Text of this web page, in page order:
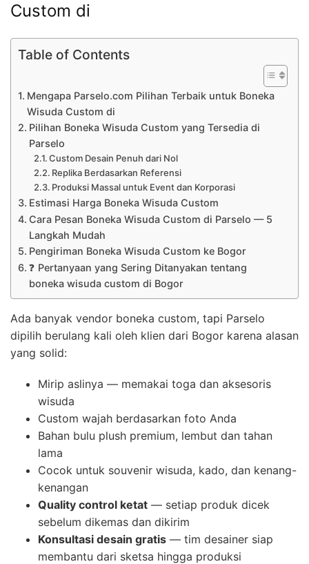
Custom di
Table of Contents
Mengapa Parselo.com Pilihan Terbaik untuk Boneka
Wisuda Custom di
Pilihan Boneka Wisuda Custom yang Tersedia di
Parselo
Custom Desain Penuh dari Nol
Replika Berdasarkan Referensi
Produksi Massal untuk Event dan Korporasi
Estimasi Harga Boneka Wisuda Custom
Cara Pesan Boneka Wisuda Custom di Parselo — 5
Langkah Mudah
Pengiriman Boneka Wisuda Custom ke Bogor
❓ Pertanyaan yang Sering Ditanyakan tentang
boneka wisuda custom di Bogor
Ada banyak vendor boneka custom, tapi Parselo
dipilih berulang kali oleh klien dari Bogor karena alasan
yang solid:
Mirip aslinya — memakai toga dan aksesoris
wisuda
Custom wajah berdasarkan foto Anda
Bahan bulu plush premium, lembut dan tahan
lama
Cocok untuk souvenir wisuda, kado, dan kenang-
kenangan
Quality control ketat — setiap produk dicek
sebelum dikemas dan dikirim
Konsultasi desain gratis — tim desainer siap
membantu dari sketsa hingga produksi